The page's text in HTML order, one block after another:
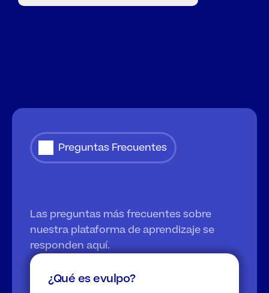
Preguntas Frecuentes
frecuentes
Las preguntas más frecuentes sobre
nuestra plataforma de aprendizaje se
responden aquí.
¿Qué es evulpo?